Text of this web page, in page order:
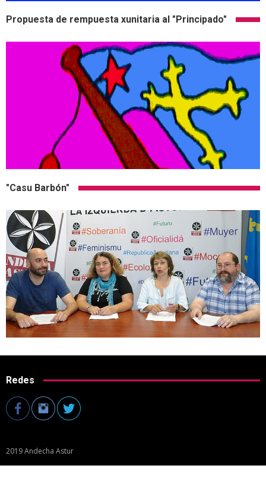
Propuesta de rempuesta xunitaria al "Principado"
"Casu Barbón"
Redes
2019 Andecha Astur